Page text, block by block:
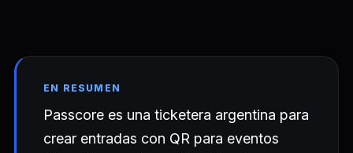
EN RESUMEN
Passcore es una ticketera argentina para
crear entradas con QR para eventos